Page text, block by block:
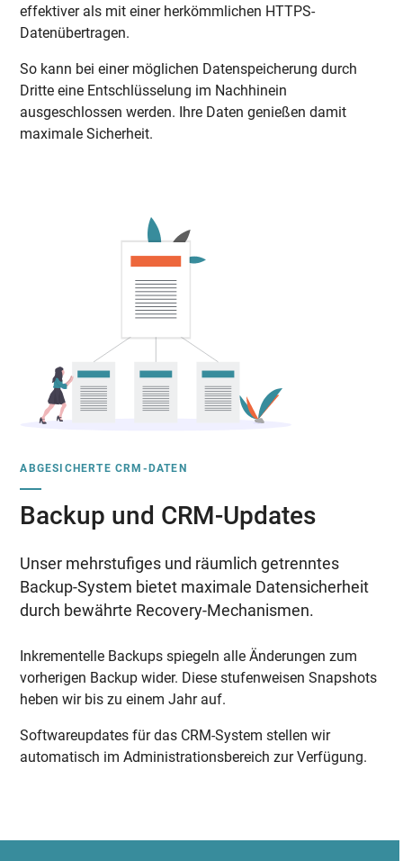
effektiver als mit einer herkömmlichen HTTPS-
Datenübertragen.
So kann bei einer möglichen Datenspeicherung durch
Dritte eine Entschlüsselung im Nachhinein
ausgeschlossen werden. Ihre Daten genießen damit
maximale Sicherheit.
ABGESICHERTE CRM-DATEN
Backup und CRM-Updates
Unser mehrstufiges und räumlich getrenntes
Backup-System bietet maximale Datensicherheit
durch bewährte Recovery-Mechanismen.
Inkrementelle Backups spiegeln alle Änderungen zum
vorherigen Backup wider. Diese stufenweisen Snapshots
heben wir bis zu einem Jahr auf.
Softwareupdates für das CRM-System stellen wir
automatisch im Administrationsbereich zur Verfügung.